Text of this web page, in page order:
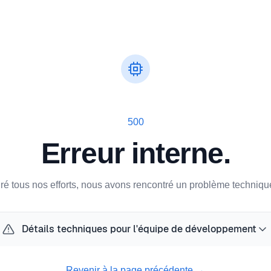
500
Erreur interne.
tous nos efforts, nous avons rencontré un problème
Détails techniques pour l'équipe de développement